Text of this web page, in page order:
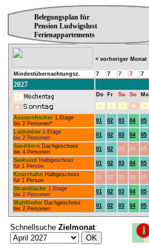
Belegungsplan für
Pension Ludwigslust
Ferienappartements
< vorheriger Monat
Mindestübernachtungsz. 7 7 7 7 7
2027
Do Fr Sa So Mo
Austernfischer 1.Etage
bis 2 Personen*
01 02 03 04 05
Lachmöve 1.Etage
bis 2 Personen
01 02 03 04 05
Sanddorn Dachgeschoss
bis 4 Personen
01 02 03 04 05
Seehund Halbgeschoss
für 1 Person
01 02 03 04 05
Knurrhahn Halbgeschoss
für 1 Person
01 02 03 04 05
Strandläufer 1.Etage
bis 2 Personen
01 02 03 04 05
Wattflieder Dachgeschoss
bis 2 Personen
01 02 03 04 05
Schnellsuche Zielmonat: